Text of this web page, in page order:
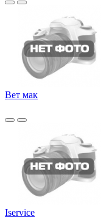
Вет мак
Iservice